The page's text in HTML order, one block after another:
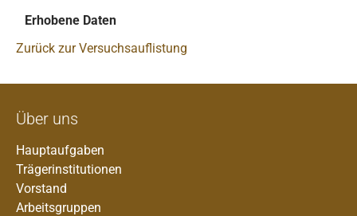
Erhobene Daten
Zurück zur Versuchsauflistung
Über uns
Hauptaufgaben
Trägerinstitutionen
Vorstand
Arbeitsgruppen